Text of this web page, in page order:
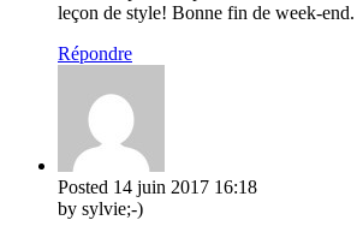
leçon de style! Bonne fin de week-end.
Répondre
Posted 14 juin 2017 16:18
by sylvie;-)